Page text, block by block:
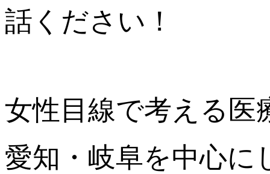
話ください！
女性目線で考える医
愛知・岐阜を中心に